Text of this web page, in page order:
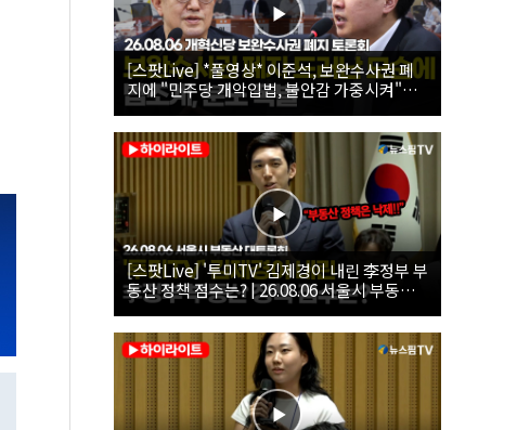
[스팟Live] *풀영상* 이준석, 보완수사권 폐
지에 "민주당 개악입법, 불안감 가중시켜"｜
26.08.06 개혁신당 보완수사권 폐지 토론회
[스팟Live] '투미TV' 김제경이 내린 李정부 부
동산 정책 점수는? | 26.08.06 서울시 부동산
대토론회